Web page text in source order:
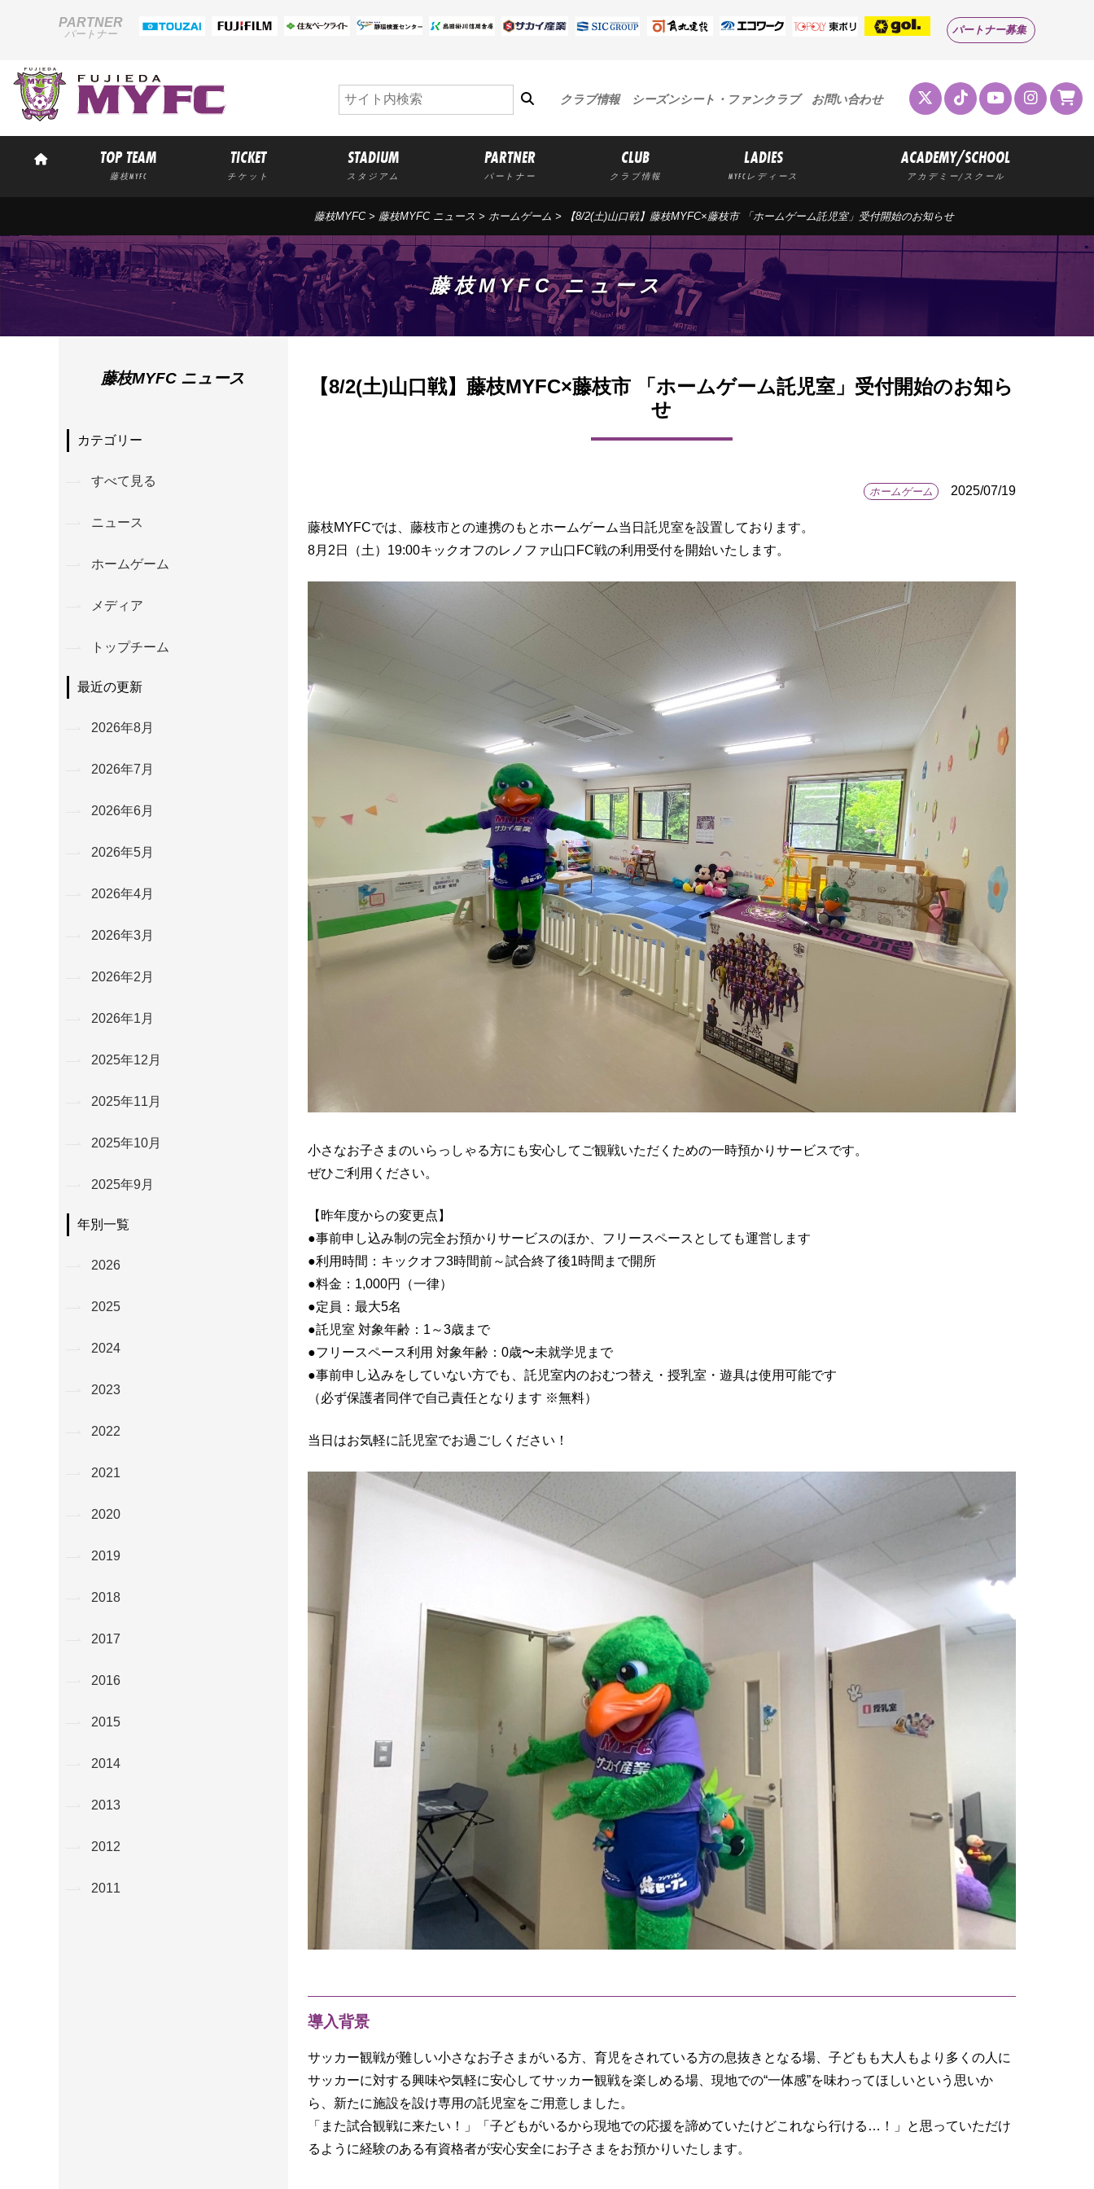
PARTNER
パートナー パートナー募集
クラブ情報 シーズンシート・ファンクラブ お問い合わせ
TOP TEAM
藤枝MYFC
TICKET
チケット
STADIUM
スタジアム
PARTNER
パートナー
CLUB
クラブ情報
LADIES
MYFCレディース
ACADEMY/SCHOOL
アカデミー/スクール
藤枝MYFC> 藤枝MYFC ニュース > ホームゲーム > 【8/2(土)山口戦】藤枝MYFC×藤枝市 「ホームゲーム託児室」受付開始のお知らせ
藤枝MYFC ニュース
【8/2(土)山口戦】藤枝MYFC×藤枝市 「ホームゲーム託児室」受付開始のお知ら
せ
ホームゲーム 2025/07/19
藤枝MYFCでは、藤枝市との連携のもとホームゲーム当日託児室を設置しております。
8月2日（土）19:00キックオフのレノファ山口FC戦の利用受付を開始いたします。
小さなお子さまのいらっしゃる方にも安心してご観戦いただくための一時預かりサービスです。
ぜひご利用ください。
【昨年度からの変更点】
●事前申し込み制の完全お預かりサービスのほか、フリースペースとしても運営します
●利用時間：キックオフ3時間前～試合終了後1時間まで開所
●料金：1,000円（一律）
●定員：最大5名
●託児室 対象年齢：1～3歳まで
●フリースペース利用 対象年齢：0歳〜未就学児まで
●事前申し込みをしていない方でも、託児室内のおむつ替え・授乳室・遊具は使用可能です
（必ず保護者同伴で自己責任となります ※無料）
当日はお気軽に託児室でお過ごしください！
導入背景
サッカー観戦が難しい小さなお子さまがいる方、育児をされている方の息抜きとなる場、子どもも大人もより多くの人に
サッカーに対する興味や気軽に安心してサッカー観戦を楽しめる場、現地での“一体感”を味わってほしいという思いか
ら、新たに施設を設け専用の託児室をご用意しました。
「また試合観戦に来たい！」「子どもがいるから現地での応援を諦めていたけどこれなら行ける…！」と思っていただけ
るように経験のある有資格者が安心安全にお子さまをお預かりいたします。
藤枝MYFC ニュース
カテゴリー
すべて見る
ニュース
ホームゲーム
メディア
トップチーム
最近の更新
2026年8月
2026年7月
2026年6月
2026年5月
2026年4月
2026年3月
2026年2月
2026年1月
2025年12月
2025年11月
2025年10月
2025年9月
年別一覧
2026
2025
2024
2023
2022
2021
2020
2019
2018
2017
2016
2015
2014
2013
2012
2011